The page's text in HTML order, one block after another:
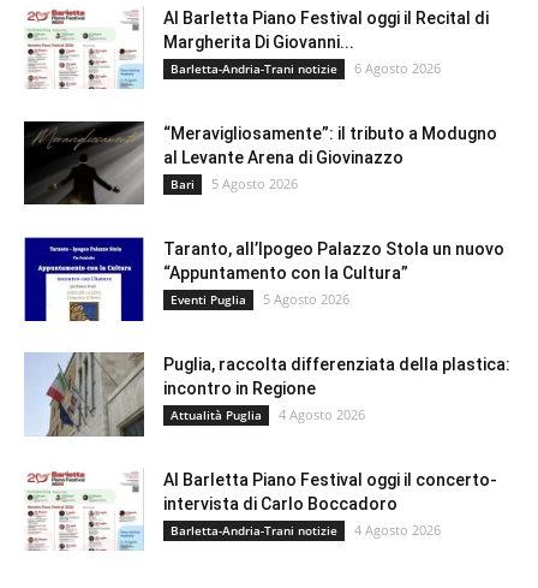
Al Barletta Piano Festival oggi il Recital di
Margherita Di Giovanni...
Barletta-Andria-Trani notizie 6 Agosto 2026
“Meravigliosamente”: il tributo a Modugno
al Levante Arena di Giovinazzo
Bari 5 Agosto 2026
Taranto, all’Ipogeo Palazzo Stola un nuovo
“Appuntamento con la Cultura”
Eventi Puglia 5 Agosto 2026
Puglia, raccolta differenziata della plastica:
incontro in Regione
Attualità Puglia 4 Agosto 2026
Al Barletta Piano Festival oggi il concerto-
intervista di Carlo Boccadoro
Barletta-Andria-Trani notizie 4 Agosto 2026